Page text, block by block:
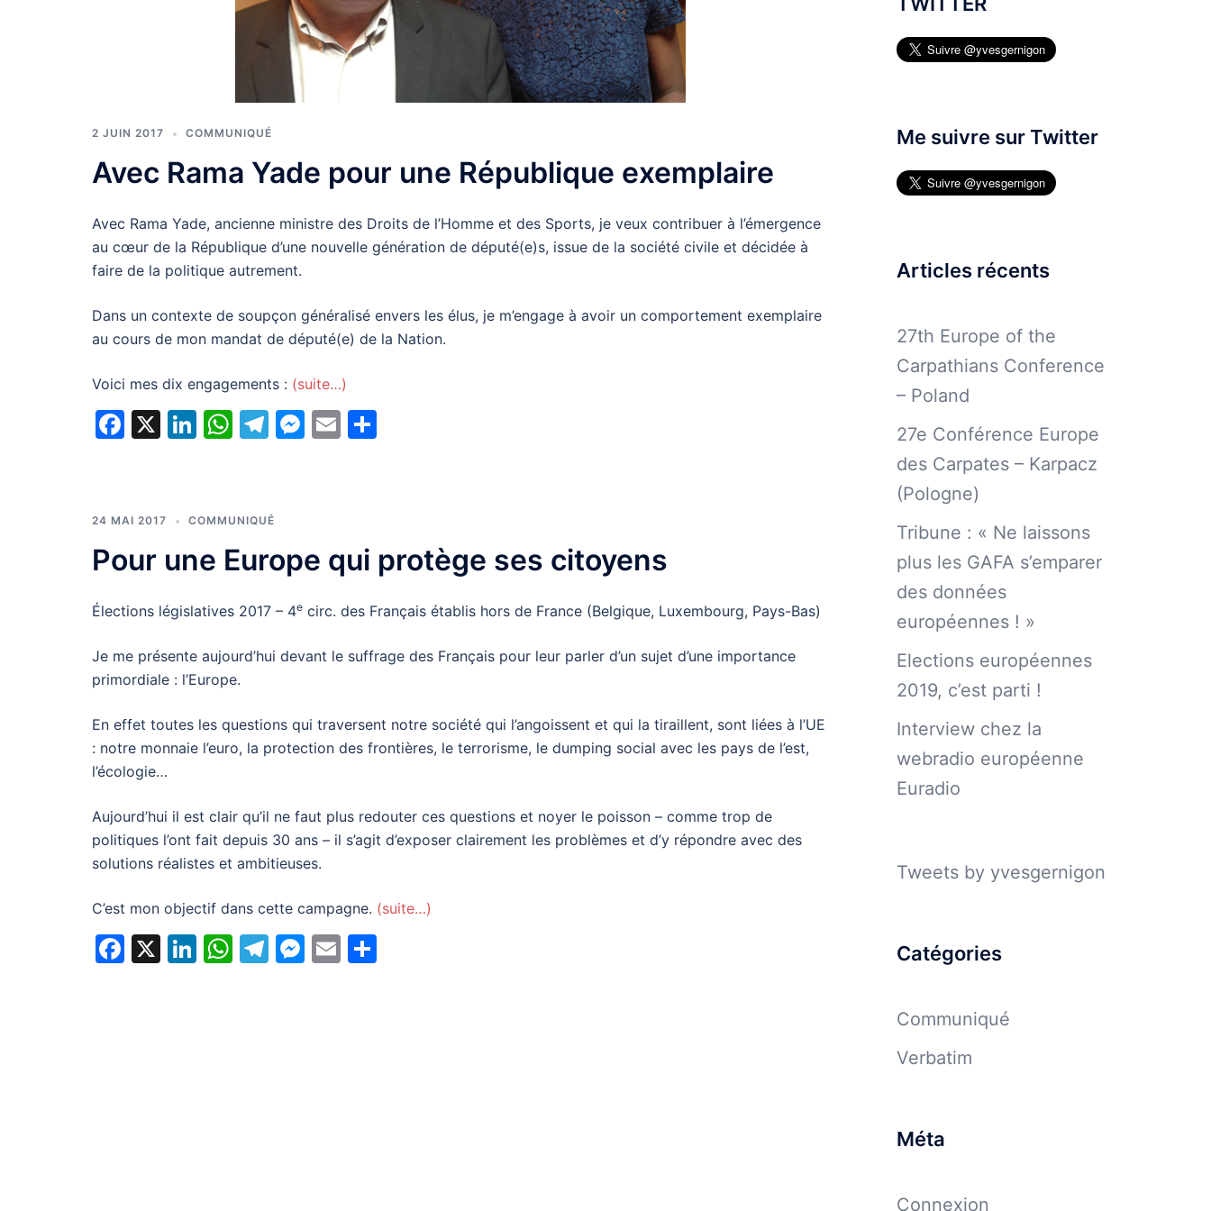
2 JUIN 2017 COMMUNIQUÉ
Avec Rama Yade pour une République exemplaire
Avec Rama Yade, ancienne ministre des Droits de l’Homme et des Sports, je veux contribuer à l’émergence
au cœur de la République d’une nouvelle génération de député(e)s, issue de la société civile et décidée à
faire de la politique autrement.
Dans un contexte de soupçon généralisé envers les élus, je m’engage à avoir un comportement exemplaire
au cours de mon mandat de député(e) de la Nation.
Voici mes dix engagements : (suite…)
Facebook
X LinkedIn
WhatsApp
Telegram
Messenger
Email
24 MAI 2017 COMMUNIQUÉ
Pour une Europe qui protège ses citoyens
Élections législatives 2017 – 4e circ. des Français établis hors de France (Belgique, Luxembourg, Pays-Bas)
Je me présente aujourd’hui devant le suffrage des Français pour leur parler d’un sujet d’une importance
primordiale : l’Europe.
En effet toutes les questions qui traversent notre société qui l’angoissent et qui la tiraillent, sont liées à l’UE
: notre monnaie l’euro, la protection des frontières, le terrorisme, le dumping social avec les pays de l’est,
l’écologie…
Aujourd’hui il est clair qu’il ne faut plus redouter ces questions et noyer le poisson – comme trop de
politiques l’ont fait depuis 30 ans – il s’agit d’exposer clairement les problèmes et d’y répondre avec des
solutions réalistes et ambitieuses.
C’est mon objectif dans cette campagne. (suite…)
Facebook
X LinkedIn
WhatsApp
Telegram
Messenger
Email
Me suivre sur Twitter
Articles récents
27th Europe of the
Carpathians Conference
– Poland
27e Conférence Europe
des Carpates – Karpacz
(Pologne)
Tribune : « Ne laissons
plus les GAFA s’emparer
des données
européennes ! »
Elections européennes
2019, c’est parti !
Interview chez la
webradio européenne
Euradio
Tweets by yvesgernigon
Catégories
Communiqué
Verbatim
Méta
Connexion